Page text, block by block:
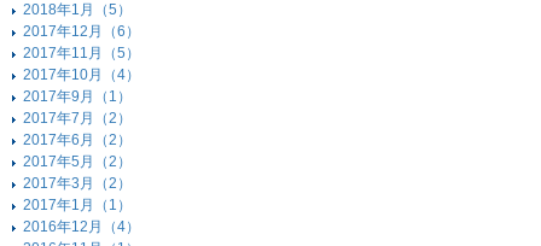
2018年1月（5）
2017年12月（6）
2017年11月（5）
2017年10月（4）
2017年9月（1）
2017年7月（2）
2017年6月（2）
2017年5月（2）
2017年3月（2）
2017年1月（1）
2016年12月（4）